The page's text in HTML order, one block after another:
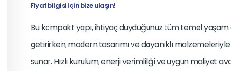
Fiyat bilgisi için bize ulaşın!
Bu kompakt yapı, ihtiyaç duyduğunuz tüm temel yaşam
getirirken, modern tasarımı ve dayanıklı
sunar. Hızlı kurulum, enerji verimliliği ve uygun maliyet